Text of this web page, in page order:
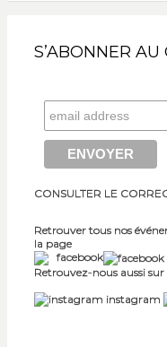
S’ABONNER
CONSULTER LE
Retrouver tous nos
la page
facebook
Retrouvez-nous aussi sur
instagram